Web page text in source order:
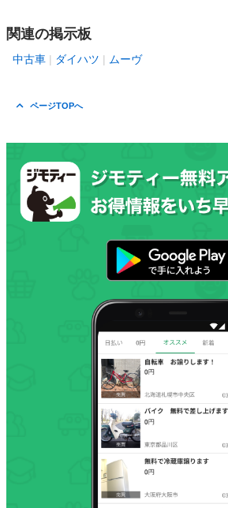
関連の掲示板
中古車 ダイハツ ムーヴ
ページTOPへ